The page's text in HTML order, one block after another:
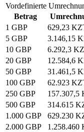
Vordefinierte
Betrag
1 GBP
629,23
5 GBP
3.146,15
10 GBP
6.292,3
20 GBP
12.584,6
50 GBP
31.461,5
100 GBP
62.923
250 GBP
157.307,5
500 GBP
314.615
1.000 GBP
629.230
2.000 GBP
1.258.460